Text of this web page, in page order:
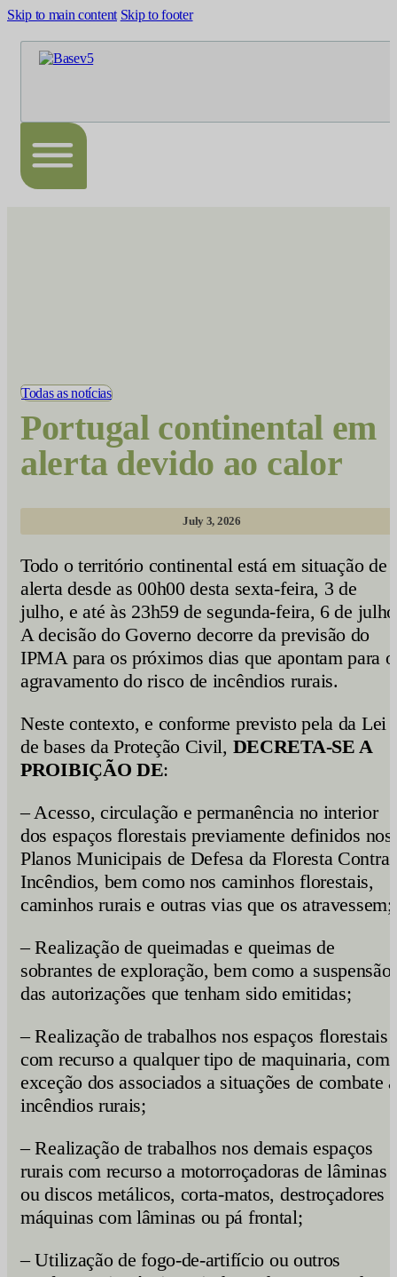
Skip to main content Skip to footer
Todas as notícias
Portugal continental em
alerta devido ao calor
July 3, 2026
Todo o território continental está em situação de
alerta desde as 00h00 desta sexta-feira, 3 de
julho, e até às 23h59 de segunda-feira, 6 de
A decisão do Governo decorre da previsão do
IPMA para os próximos dias que apontam para o
agravamento do risco de incêndios rurais.
Neste contexto, e conforme previsto pela da Lei
de bases da Proteção Civil, DECRETA-SE A
PROIBIÇÃO DE:
– Acesso, circulação e permanência no interior
dos espaços florestais previamente definidos nos
Planos Municipais de Defesa da Floresta Contra
Incêndios, bem como nos caminhos florestais,
caminhos rurais e outras vias que os atravessem;
– Realização de queimadas e queimas de
sobrantes de exploração, bem como a suspensão
das autorizações que tenham sido emitidas;
– Realização de trabalhos nos espaços florestais
com recurso a qualquer tipo de maquinaria, com
exceção dos associados a situações de combate a
incêndios rurais;
– Realização de trabalhos nos demais espaços
rurais com recurso a motorroçadoras de lâminas
ou discos metálicos, corta-matos, destroçadores
máquinas com lâminas ou pá frontal;
– Utilização de fogo-de-artifício ou outros